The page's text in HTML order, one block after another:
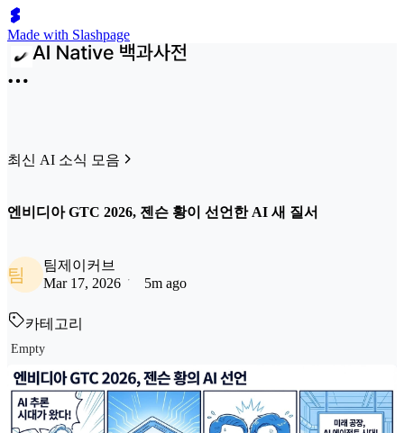
Made with Slashpage
최신 AI 소식 모음
엔비디아 GTC 2026, 젠슨 황이 선언한 AI 새 질서
팀
팀제이커브
Mar 17, 2026
5m ago
카테고리
Empty